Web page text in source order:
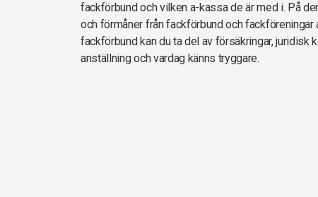
fackförbund och vilken a-kassa de är med i. På
och förmåner från fackförbund och
fackförbund kan du ta del av försäkringar, juridisk
anställning och vardag känns tryggare.